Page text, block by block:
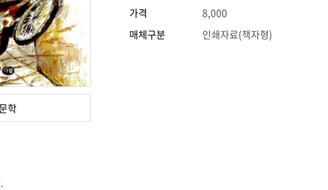
학
가격
8,000
매체구분
인쇄자료(책자형)